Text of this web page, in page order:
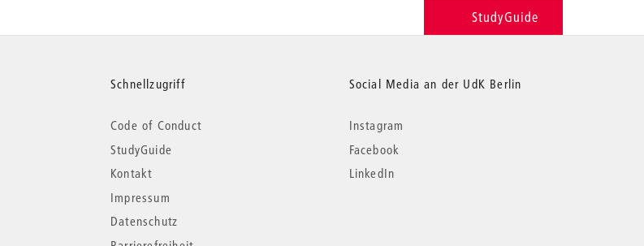
StudyGuide
Schnellzugriff
Code of Conduct
StudyGuide
Kontakt
Impressum
Datenschutz
Social Media an der UdK Berlin
Instagram
Facebook
LinkedIn